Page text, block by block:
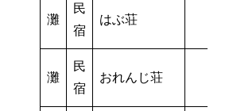
灘
民
宿
はぶ荘
灘
民
宿
おれんじ荘